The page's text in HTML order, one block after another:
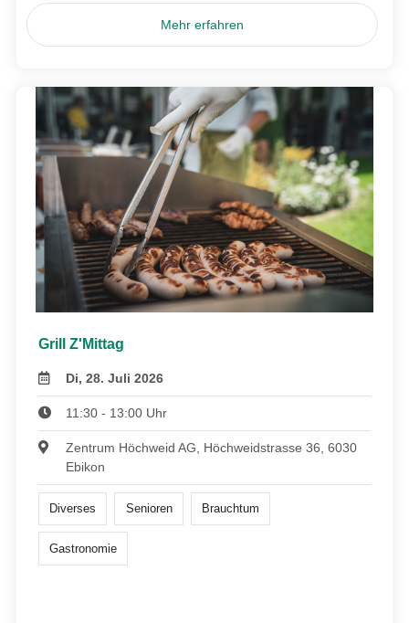
Mehr erfahren
Grill Z'Mittag
Di, 28. Juli 2026
11:30 - 13:00 Uhr
Zentrum Höchweid AG, Höchweidstrasse 36, 6030
Ebikon
Diverses Senioren Brauchtum
Gastronomie